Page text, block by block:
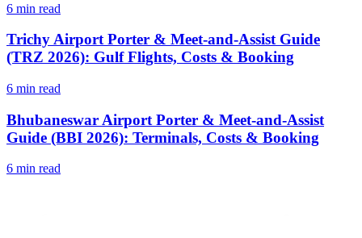
6 min read
Trichy Airport Porter & Meet-and-Assist Guide
(TRZ 2026): Gulf Flights, Costs & Booking
6 min read
Bhubaneswar Airport Porter & Meet-and-Assist
Guide (BBI 2026): Terminals, Costs & Booking
6 min read